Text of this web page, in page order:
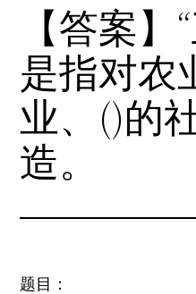
【答案
是指对农
业、()的
造。
题目：